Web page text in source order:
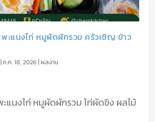
พะแนงไก่ หมูผัดผักรวม ครัวเชิญ ข้าว
|ก.ค. 18, 2026|ผลงาน
ะแนงไก่ หมูผัดผักรวม ไก่ผัดขิง ผลไม้